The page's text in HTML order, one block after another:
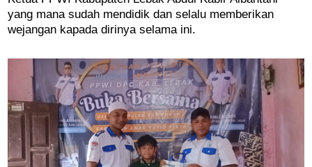
yang mana sudah mendidik dan selalu memberikan
wejangan kapada dirinya selama ini.